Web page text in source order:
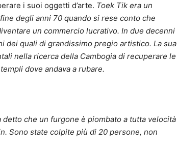
i suoi oggetti d’arte. Toek Tik era un
degli anni 70 quando si rese conto che
un commercio lucrativo. In due decenni
dei quali di grandissimo pregio artistico. La sua
nella ricerca della Cambogia di recuperare le
dove andava a rubare.
detto che un furgone è piombato a tutta velocità
Sono state colpite più di 20 persone, non